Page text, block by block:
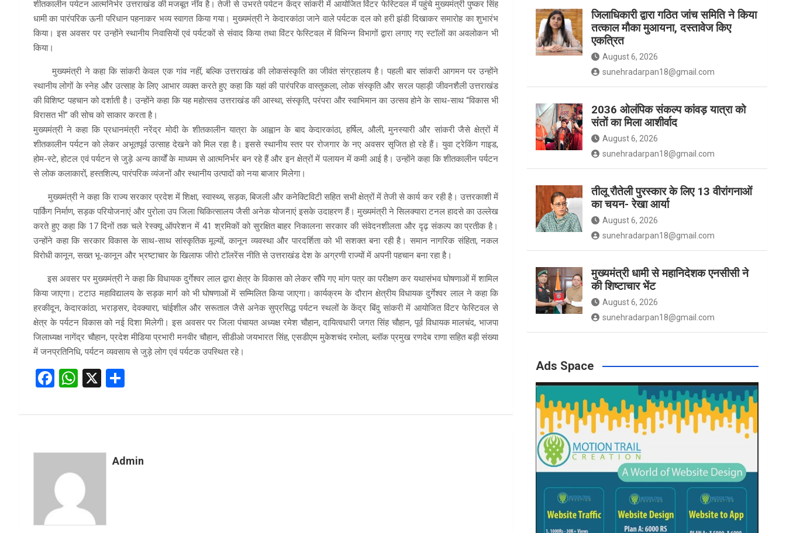
शीतकालीन पर्यटन आत्मनिर्भर उत्तराखंड की मजबूत नींव है। तेजी से उभरते पर्यटन केंद्र सांकरी में आयोजित विंटर फेस्टिवल में पहुंचे मुख्यमंत्री पुष्कर सिंह
धामी का पारंपरिक ऊनी परिधान पहनाकर भव्य स्वागत किया गया। मुख्यमंत्री ने केदारकांठा जाने वाले पर्यटक दल को हरी झंडी दिखाकर समारोह का शुभारंभ
किया। इस अवसर पर उन्होंने स्थानीय निवासियों एवं पर्यटकों से संवाद किया तथा विंटर फेस्टिवल में विभिन्न विभागों द्वारा लगाए गए स्टॉलों का अवलोकन भी
किया।
मुख्यमंत्री ने कहा कि सांकरी केवल एक गांव नहीं, बल्कि उत्तराखंड की लोकसंस्कृति का जीवंत संग्रहालय है। पहली बार सांकरी आगमन पर उन्होंने
स्थानीय लोगों के स्नेह और उत्साह के लिए आभार व्यक्त करते हुए कहा कि यहां की पारंपरिक वास्तुकला, लोक संस्कृति और सरल पहाड़ी जीवनशैली उत्तराखंड
की विशिष्ट पहचान को दर्शाती है। उन्होंने कहा कि यह महोत्सव उत्तराखंड की आस्था, संस्कृति, परंपरा और स्वाभिमान का उत्सव होने के साथ-साथ “विकास भी
विरासत भी” की सोच को साकार करता है।
मुख्यमंत्री ने कहा कि प्रधानमंत्री नरेंद्र मोदी के शीतकालीन यात्रा के आह्वान के बाद केदारकांठा, हर्षिल, औली, मुनस्यारी और सांकरी जैसे क्षेत्रों में
शीतकालीन पर्यटन को लेकर अभूतपूर्व उत्साह देखने को मिल रहा है। इससे स्थानीय स्तर पर रोजगार के नए अवसर सृजित हो रहे हैं। युवा ट्रेकिंग गाइड,
होम-स्टे, होटल एवं पर्यटन से जुड़े अन्य कार्यों के माध्यम से आत्मनिर्भर बन रहे हैं और इन क्षेत्रों में पलायन में कमी आई है। उन्होंने कहा कि शीतकालीन पर्यटन
से लोक कलाकारों, हस्तशिल्प, पारंपरिक व्यंजनों और स्थानीय उत्पादों को नया बाजार मिलेगा।
मुख्यमंत्री ने कहा कि राज्य सरकार प्रदेश में शिक्षा, स्वास्थ्य, सड़क, बिजली और कनेक्टिविटी सहित सभी क्षेत्रों में तेजी से कार्य कर रही है। उत्तरकाशी में
पार्किंग निर्माण, सड़क परियोजनाएं और पुरोला उप जिला चिकित्सालय जैसी अनेक योजनाएं इसके उदाहरण हैं। मुख्यमंत्री ने सिलक्यारा टनल हादसे का उल्लेख
करते हुए कहा कि 17 दिनों तक चले रेस्क्यू ऑपरेशन में 41 श्रमिकों को सुरक्षित बाहर निकालना सरकार की संवेदनशीलता और दृढ़ संकल्प का प्रतीक है।
उन्होंने कहा कि सरकार विकास के साथ-साथ सांस्कृतिक मूल्यों, कानून व्यवस्था और पारदर्शिता को भी सशक्त बना रही है। समान नागरिक संहिता, नकल
विरोधी कानून, सख्त भू-कानून और भ्रष्टाचार के खिलाफ जीरो टॉलरेंस नीति से उत्तराखंड देश के अग्रणी राज्यों में अपनी पहचान बना रहा है।
इस अवसर पर मुख्यमंत्री ने कहा कि विधायक दुर्गेश्वर लाल द्वारा क्षेत्र के विकास को लेकर सौंपे गए मांग पत्र का परीक्षण कर यथासंभव घोषणाओं में शामिल
किया जाएगा। टटाउ महाविद्यालय के सड़क मार्ग को भी घोषणाओं में सम्मिलित किया जाएगा। कार्यक्रम के दौरान क्षेत्रीय विधायक दुर्गेश्वर लाल ने कहा कि
हरकीदून, केदारकांठा, भराड़सर, देवक्यारा, चांईशील और सरूताल जैसे अनेक सुप्रसिद्ध पर्यटन स्थलों के केंद्र बिंदु सांकरी में आयोजित विंटर फेस्टिवल से
क्षेत्र के पर्यटन विकास को नई दिशा मिलेगी। इस अवसर पर जिला पंचायत अध्यक्ष रमेश चौहान, दायित्वधारी जगत सिंह चौहान, पूर्व विधायक मालचंद, भाजपा
जिलाध्यक्ष नागेंद्र चौहान, प्रदेश मीडिया प्रभारी मनवीर चौहान, सीडीओ जयभारत सिंह, एसडीएम मुकेशचंद रमोला, ब्लॉक प्रमुख रणदेब राणा सहित बड़ी संख्या
में जनप्रतिनिधि, पर्यटन व्यवसाय से जुड़े लोग एवं पर्यटक उपस्थित रहे।
F
ce
o
o
k
W
at
A
p
p
X
ar
Admin
k a
m
जिलाधिकारी द्वारा गठित जांच समिति ने किया
तत्काल मौका मुआयना, दस्तावेज किए
एकत्रित
August 6, 2026
sunehradarpan18@gmail.com
2036 ओलंपिक संकल्प कांवड़ यात्रा को
संतों का मिला आशीर्वाद
August 6, 2026
sunehradarpan18@gmail.com
तीलू रौतेली पुरस्कार के लिए 13 वीरांगनाओं
का चयन- रेखा आर्या
August 6, 2026
sunehradarpan18@gmail.com
मुख्यमंत्री धामी से महानिदेशक एनसीसी ने
की शिष्टाचार भेंट
August 6, 2026
sunehradarpan18@gmail.com
Ads Space